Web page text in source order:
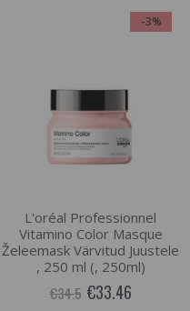
-3%
L'oréal Professionnel
Vitamino Color Masque
Želeemask Värvitud Juustele
, 250 ml (, 250ml)
€34.5 €33.46